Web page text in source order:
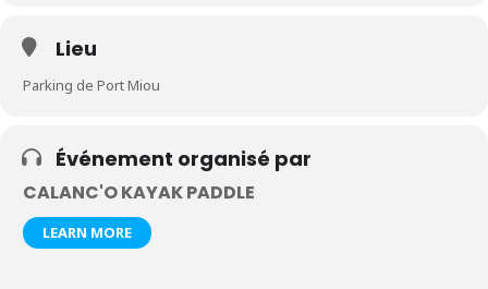
Lieu
Parking de Port Miou
Événement organisé par
CALANC'O KAYAK PADDLE
LEARN MORE